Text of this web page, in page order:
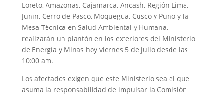
Loreto, Amazonas, Cajamarca, Ancash, Región Lima,
Junín, Cerro de Pasco, Moquegua, Cusco y Puno y la
Mesa Técnica en Salud Ambiental y Humana,
realizarán un plantón en los exteriores del Ministerio
de Energía y Minas hoy viernes 5 de julio desde las
10:00 am.
Los afectados exigen que este Ministerio sea el que
asuma la responsabilidad de impulsar la Comisión